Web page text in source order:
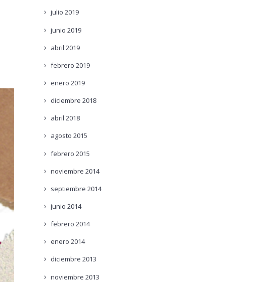
julio 2019
junio 2019
abril 2019
febrero 2019
enero 2019
diciembre 2018
abril 2018
agosto 2015
febrero 2015
noviembre 2014
septiembre 2014
junio 2014
febrero 2014
enero 2014
diciembre 2013
noviembre 2013